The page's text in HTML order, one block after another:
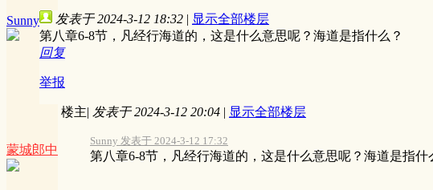
Sunny 发表于 2024-3-12 18:32 | 显示全部楼层
第八章6-8节，凡经行海道的，这是什么意思呢？海道是指什么？
回复
举报
蒙城郎中
楼主| 发表于 2024-3-12 20:04 | 显示全部楼层
Sunny 发表于 2024-3-12 17:32
第八章6-8节，凡经行海道的，这是什么意思呢？海道是指什